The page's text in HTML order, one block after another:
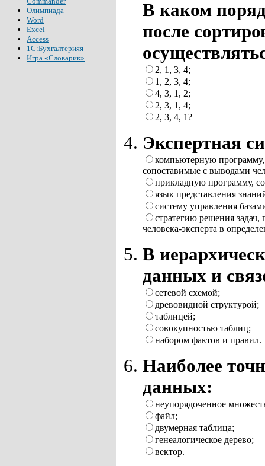
Олимпиада
Word
Excel
Access
1С:Бухгалтерияя
Игра «Словарик»
В каком
после
2, 1, 3, 4;
1, 2, 3, 4;
4, 3, 1, 2;
2, 3, 1, 4;
2, 3, 4, 1?
Экспертная
компьютерную
сопоставимые с выводами
прикладную программу,
язык представления
систему управления
стратегию решения
человека-эксперта в
В
данных и
сетевой схемой;
древовидной структурой;
таблицей;
совокупностью таблиц;
набором фактов и правил.
Наиболее
данных:
неупорядоченное
файл;
двумерная таблица;
генеалогическое дерево;
вектор.